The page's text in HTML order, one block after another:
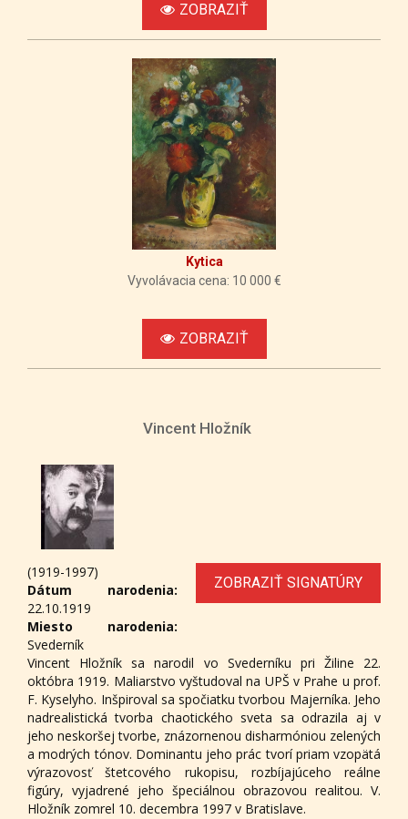
ZOBRAZIŤ
Kytica
Vyvolávacia cena: 10 000 €
ZOBRAZIŤ
Vincent Hložník
ZOBRAZIŤ SIGNATÚRY
(1919-1997)
Dátum narodenia:
22.10.1919
Miesto narodenia:
Svederník
Vincent Hložník sa narodil vo Svederníku pri Žiline 22.
októbra 1919. Maliarstvo vyštudoval na UPŠ v Prahe u prof.
F. Kyselyho. Inšpiroval sa spočiatku tvorbou Majerníka. Jeho
nadrealistická tvorba chaotického sveta sa odrazila aj v
jeho neskoršej tvorbe, znázornenou disharmóniou zelených
a modrých tónov. Dominantu jeho prác tvorí priam vzopätá
výrazovosť štetcového rukopisu, rozbíjajúceho reálne
figúry, vyjadrené jeho špeciálnou obrazovou realitou. V.
Hložník zomrel 10. decembra 1997 v Bratislave.